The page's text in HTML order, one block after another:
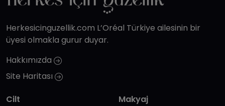
Herkesicinguzellik.com L’Oréal Türkiye ailesinin bir
üyesi olmakla gurur duyar.
Hakkımızda
Site Haritası
Cilt
Makyaj